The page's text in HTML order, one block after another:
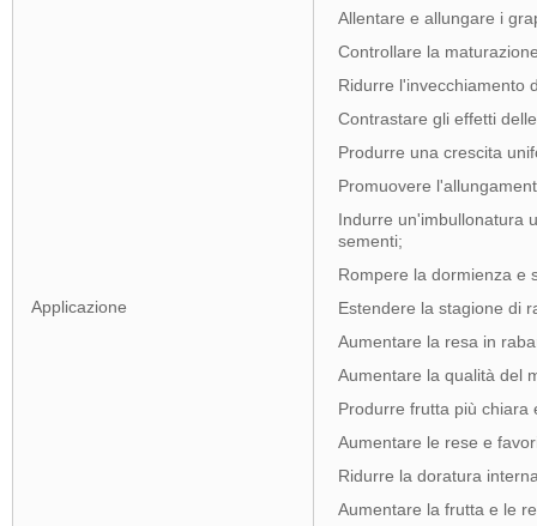
Applicazione
Allentare e allungare i
Controllare la
Ridurre l'invecchiamento
Contrastare gli effetti
Produrre una crescita
Promuovere
Indurre un'imbullonatura
sementi;
Rompere la dormienza e
Estendere la stagione di
Aumentare la resa in
Aumentare la qualità del
Produrre frutta più chiara
Aumentare le rese e
Ridurre la doratura
Aumentare la frutta e le